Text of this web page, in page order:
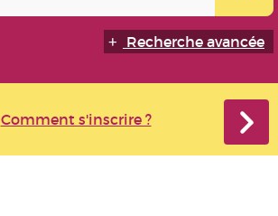
Recherche avancée
Comment s'inscrire ?